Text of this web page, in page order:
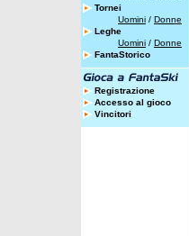
Tornei
Uomini / Donne
Leghe
Uomini / Donne
FantaStorico
Registrazione
Accesso al gioco
Vincitori